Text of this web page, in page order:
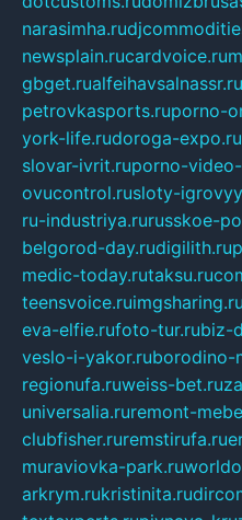
narasimha.ru
newsplain.rucardvoice.ru
gbget.rualfeihavsalnassr.ru
petrovkasports.ruporno-
york-life.rudoroga-expo.ru
slovar-ivrit.ruporno-
ovucontrol.rusloty-
ru-industriya.rurusskoe-
belgorod-day.rudigilith.ru
medic-today.rutaksu.ru
teensvoice.ruimgsharing.ru
eva-elfie.rufoto-tur.rubiz-
veslo-i-yakor.ruborodino-
regionufa.ruweiss-bet.ru
universalia.ruremont-
clubfisher.ruremstirufa.ru
muraviovka-park.ru
arkrym.rukristinita.ru